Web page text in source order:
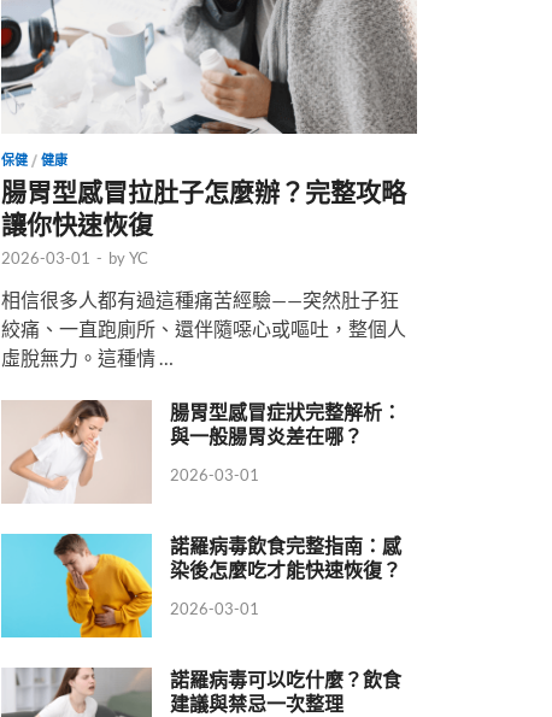
保健 /健康
腸胃型感冒拉肚子怎麼辦？完整攻略
讓你快速恢復
2026-03-01 - byYC
相信很多人都有過這種痛苦經驗——突然肚子狂
絞痛、一直跑廁所、還伴隨噁心或嘔吐，整個人
虛脫無力。這種情 …
腸胃型感冒症狀完整解析：
與一般腸胃炎差在哪？
2026-03-01
諾羅病毒飲食完整指南：感
染後怎麼吃才能快速恢復？
2026-03-01
諾羅病毒可以吃什麼？飲食
建議與禁忌一次整理